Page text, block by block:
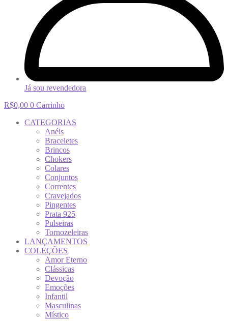
Já sou revendedora
R$0,00 0 Carrinho
CATEGORIAS
Anéis
Braceletes
Brincos
Chokers
Colares
Conjuntos
Correntes
Cravejados
Pingentes
Prata 925
Pulseiras
Tornozeleiras
LANÇAMENTOS
COLEÇÕES
Amor Eterno
Clássicas
Devoção
Emoções
Infantil
Masculinas
Místico